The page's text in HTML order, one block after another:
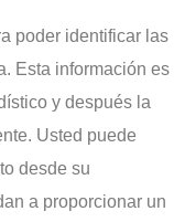
poder identificar las
Esta información es
y después la
Usted puede
desde su
a proporcionar un